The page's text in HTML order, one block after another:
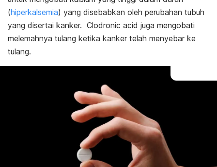
(hiperkalsemia) yang disebabkan oleh perubahan tubuh
yang disertai kanker. Clodronic acid juga mengobati
melemahnya tulang ketika kanker telah menyebar ke
tulang.